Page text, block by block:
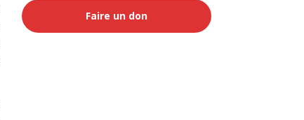
Faire un don